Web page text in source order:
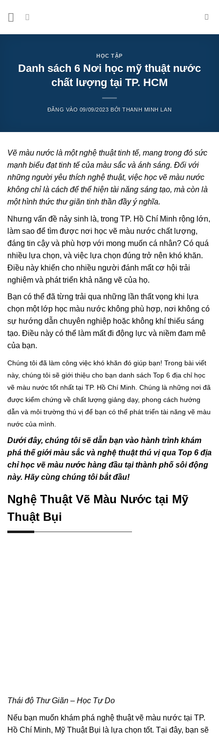
HỌC TẬP
Danh sách 6 Nơi học mỹ thuật nước
chất lượng tại TP. HCM
ĐĂNG VÀO 09/09/2023 BỞITHANH MINH LAN
Vẽ màu nước là một nghệ thuật tinh tế, mang trong đó sức
mạnh biểu đạt tinh tế của màu sắc và ánh sáng. Đối với
những người yêu thích nghệ thuật, việc học vẽ màu nước
không chỉ là cách để thể hiện tài năng sáng tạo, mà còn là
một hình thức thư giãn tinh thần đầy ý nghĩa.
Nhưng vấn đề nảy sinh là, trong TP. Hồ Chí Minh rộng lớn,
làm sao để tìm được nơi học vẽ màu nước chất lượng,
đáng tin cậy và phù hợp với mong muốn cá nhân? Có quá
nhiều lựa chọn, và việc lựa chọn đúng trở nên khó khăn.
Điều này khiến cho nhiều người đánh mất cơ hội trải
nghiệm và phát triển khả năng vẽ của họ.
Bạn có thể đã từng trải qua những lần thất vọng khi lựa
chọn một lớp học màu nước không phù hợp, nơi không có
sự hướng dẫn chuyên nghiệp hoặc không khí thiếu sáng
tạo. Điều này có thể làm mất đi động lực và niềm đam mê
của bạn.
Chúng tôi đã làm công việc khó khăn đó giúp bạn! Trong bài viết
này, chúng tôi sẽ giới thiệu cho bạn danh sách Top 6 địa chỉ học
vẽ màu nước tốt nhất tại TP. Hồ Chí Minh. Chúng là những nơi đã
được kiểm chứng về chất lượng giảng dạy, phong cách hướng
dẫn và môi trường thú vị để bạn có thể phát triển tài năng vẽ màu
nước của mình.
Dưới đây, chúng tôi sẽ dẫn bạn vào hành trình khám
phá thế giới màu sắc và nghệ thuật thú vị qua Top 6 địa
chỉ học vẽ màu nước hàng đầu tại thành phố sôi động
này. Hãy cùng chúng tôi bắt đầu!
Nghệ Thuật Vẽ Màu Nước tại Mỹ
Thuật Bụi
Thái độ Thư Giãn – Học Tự Do
Nếu bạn muốn khám phá nghệ thuật vẽ màu nước tại TP.
Hồ Chí Minh, Mỹ Thuật Bụi là lựa chọn tốt. Tại đây, bạn sẽ